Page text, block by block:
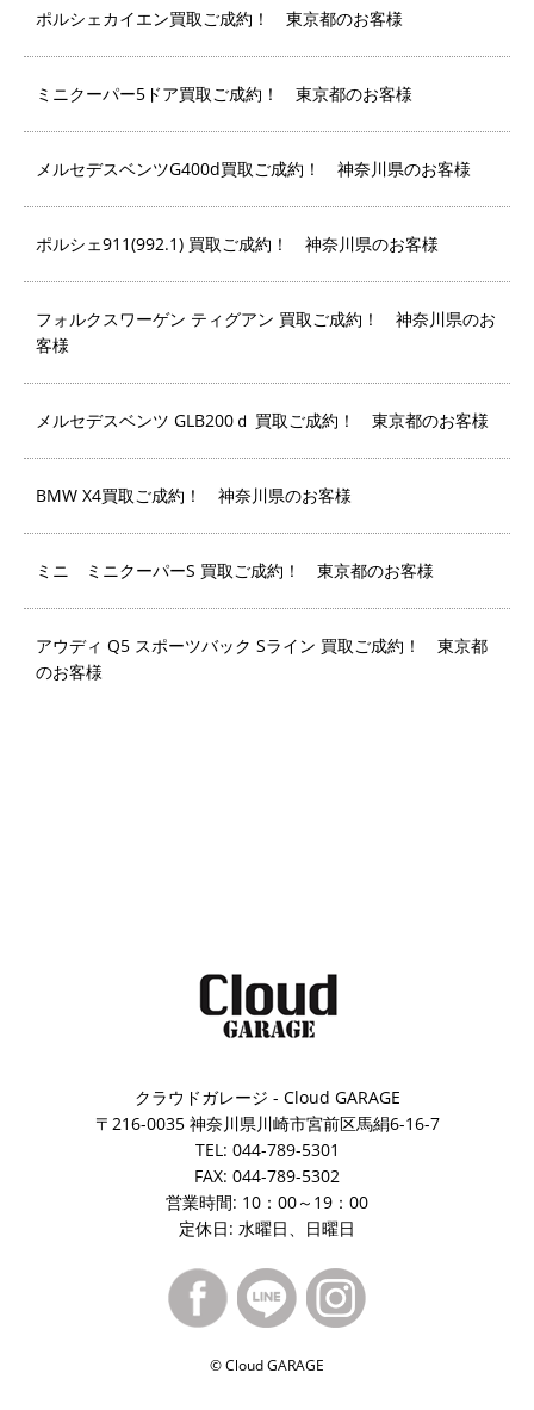
ポルシェカイエン買取ご成約！ 東京都のお客様
ミニクーパー5ドア買取ご成約！ 東京都のお客様
メルセデスベンツG400d買取ご成約！ 神奈川県のお客様
ポルシェ911(992.1) 買取ご成約！ 神奈川県のお客様
フォルクスワーゲン ティグアン 買取ご成約！ 神奈川県のお
客様
メルセデスベンツ GLB200ｄ 買取ご成約！ 東京都のお客様
BMW X4買取ご成約！ 神奈川県のお客様
ミニ ミニクーパーS 買取ご成約！ 東京都のお客様
アウディ Q5 スポーツバック Sライン 買取ご成約！ 東京都
のお客様
クラウドガレージ - Cloud GARAGE
〒216-0035 神奈川県川崎市宮前区馬絹6-16-7
TEL: 044-789-5301
FAX: 044-789-5302
営業時間: 10：00～19：00
定休日: 水曜日、日曜日
© Cloud GARAGE